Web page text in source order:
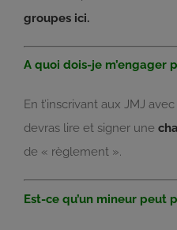
groupes ici.
A quoi dois-je m’engager
En t’inscrivant aux JMJ
devras lire et signer une
de « règlement ».
Est-ce qu’un mineur peut